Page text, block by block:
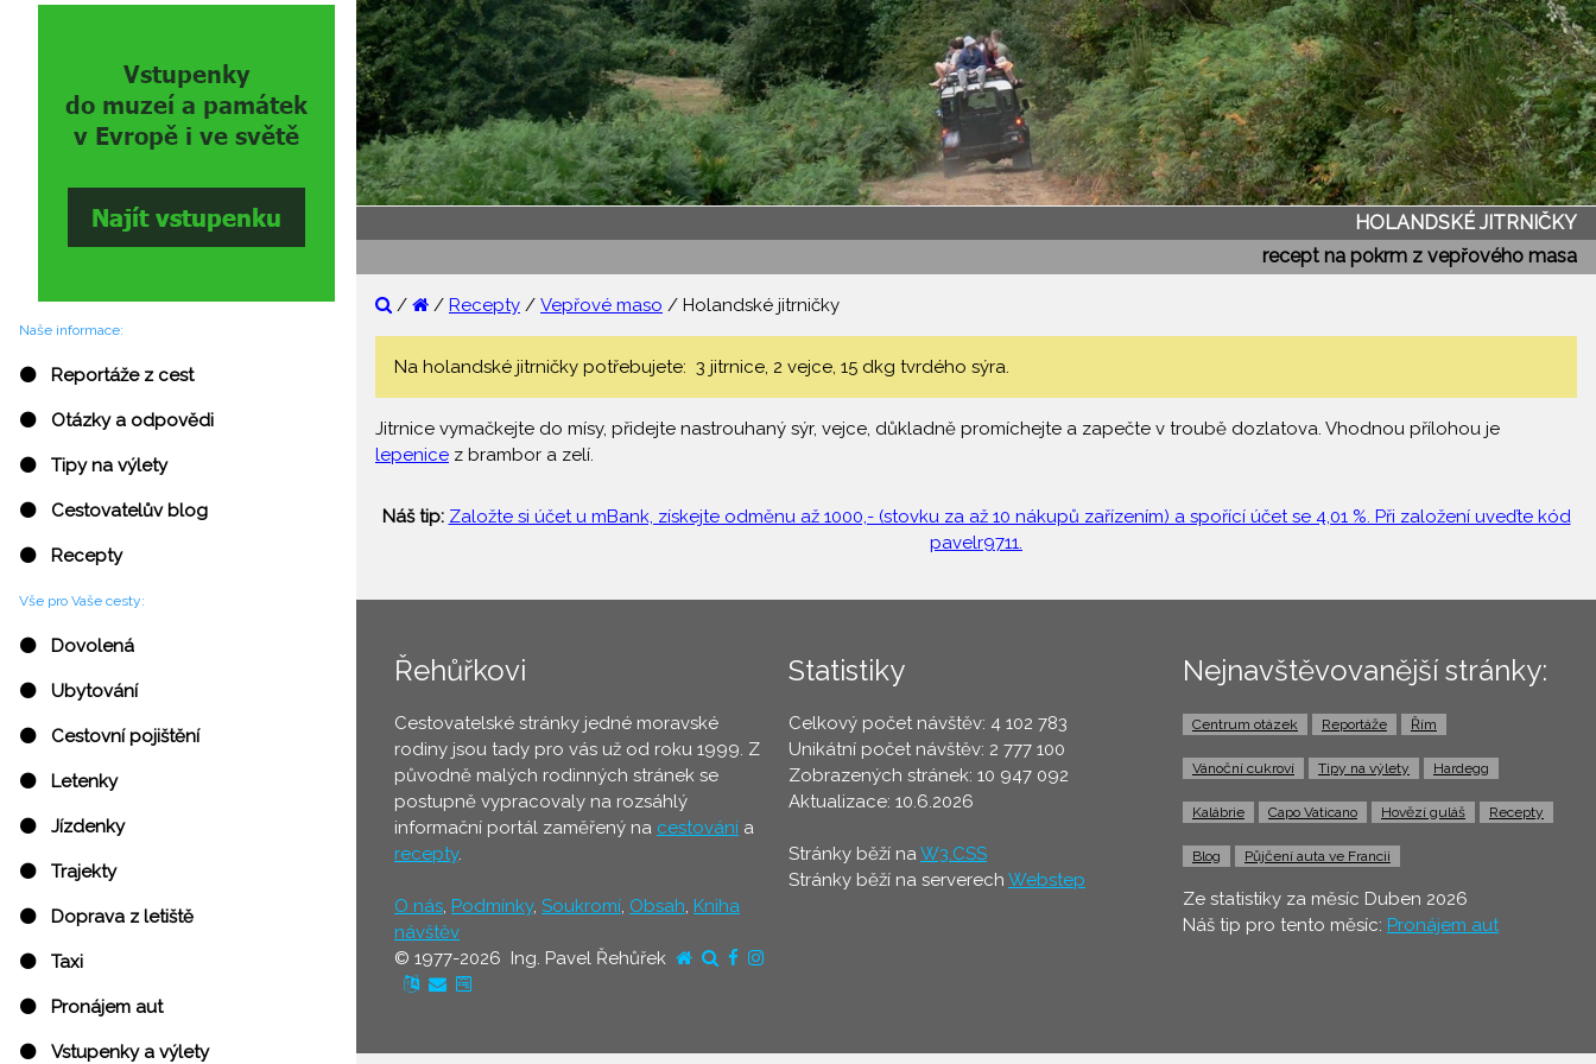
Naše informace:
⚫ Reportáže z cest
⚫ Otázky a odpovědi
⚫ Tipy na výlety
⚫ Cestovatelův blog
⚫ Recepty
Vše pro Vaše cesty:
⚫ Dovolená
⚫ Ubytování
⚫ Cestovní pojištění
⚫ Letenky
⚫ Jízdenky
⚫ Trajekty
⚫ Doprava z letiště
⚫ Taxi
⚫ Pronájem aut
⚫ Vstupenky a výlety
HOLANDSKÉ JITRNIČKY
recept na pokrm z vepřového masa
/ / Recepty / Vepřové maso / Holandské jitrničky
Na holandské jitrničky potřebujete: 3 jitrnice, 2 vejce, 15 dkg tvrdého sýra.
Jitrnice vymačkejte do mísy, přidejte nastrouhaný sýr, vejce, důkladně promíchejte a zapečte v troubě dozlatova. Vhodnou přílohou je
lepenice z brambor a zelí.
Náš tip: Založte si účet u mBank, získejte odměnu až 1000,- (stovku za až 10 nákupů zařízením) a spořící účet se 4,01 %. Při založení uveďte kód
pavelr9711.
Řehůřkovi
Cestovatelské stránky jedné moravské
rodiny jsou tady pro vás už od roku 1999. Z
původně malých rodinných stránek se
postupně vypracovaly na rozsáhlý
informační portál zaměřený na cestování a
recepty.
O nás, Podmínky, Soukromí, Obsah, Kniha
návštěv
© 1977-2026 Ing. Pavel Řehůřek
Statistiky
Celkový počet návštěv: 4 102 783
Unikátní počet návštěv: 2 777 100
Zobrazených stránek: 10 947 092
Aktualizace: 10.6.2026
Stránky běží naW3.CSS
Stránky běží na serverech Webstep
Nejnavštěvovanější stránky:
Centrum otázek Reportáže Řím
Vánoční cukroví Tipy na výlety Hardegg
Kalábrie Capo Vaticano Hovězí guláš Recepty
Blog Půjčení auta ve Francii
Ze statistiky za měsíc Duben 2026
Náš tip pro tento měsíc: Pronájem aut